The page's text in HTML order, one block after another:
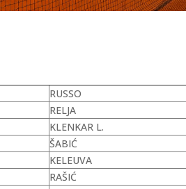
RUSSO
RELJA
KLENKAR L.
ŠABIĆ
KELEUVA
RAŠIĆ